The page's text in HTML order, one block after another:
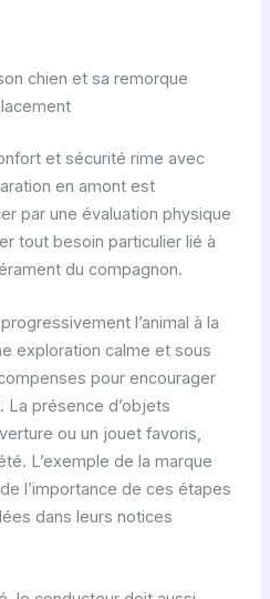
chien et sa remorque
et sécurité rime avec
en amont est
par une évaluation physique
tout besoin particulier lié à
du compagnon.
l’animal à la
exploration calme et sous
pour encourager
La présence d’objets
ou un jouet favoris,
L’exemple de la marque
l’importance de ces étapes
dans leurs notices